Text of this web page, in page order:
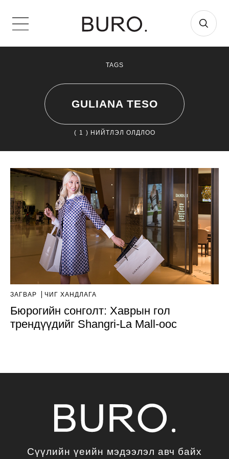
TAGS
GULIANA TESO
( 1 ) НИЙТЛЭЛ ОЛДЛОО
ЗАГВАР ЧИГ ХАНДЛАГА
Бюрогийн сонголт: Хаврын гол
трендүүдийг Shangri-La Mall-оос
Сүүлийн үеийн мэдээлэл авч байх